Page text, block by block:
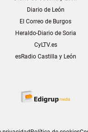
Diario de León
El Correo de Burgos
Heraldo-Diario de Soria
CyLTV.es
esRadio Castilla y León